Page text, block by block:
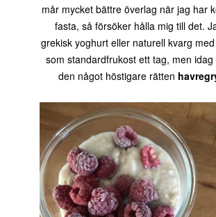
mår mycket bättre överlag när jag har
fasta, så försöker hålla mig till det.
grekisk yoghurt eller naturell kvarg
som standardfrukost ett tag, men
den något höstigare rätten